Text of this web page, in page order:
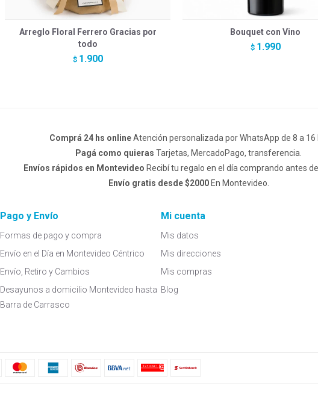
Arreglo Floral Ferrero Gracias por
todo
$ 1.900
Bouquet con Vino
$ 1.990
Comprá 24 hs onlineAtención personalizada por WhatsApp de 8 a 16
Pagá como quieras Tarjetas, MercadoPago, transferencia.
Envíos rápidos en Montevideo Recibí tu regalo en el día comprando antes
Envío gratis desde $2000En Montevideo.
Pago y Envío
Formas de pago y compra
Envío en el Día en Montevideo Céntrico
Envío, Retiro y Cambios
Desayunos a domicilio Montevideo hasta
Barra de Carrasco
Mi cuenta
Mis datos
Mis direcciones
Mis compras
Blog